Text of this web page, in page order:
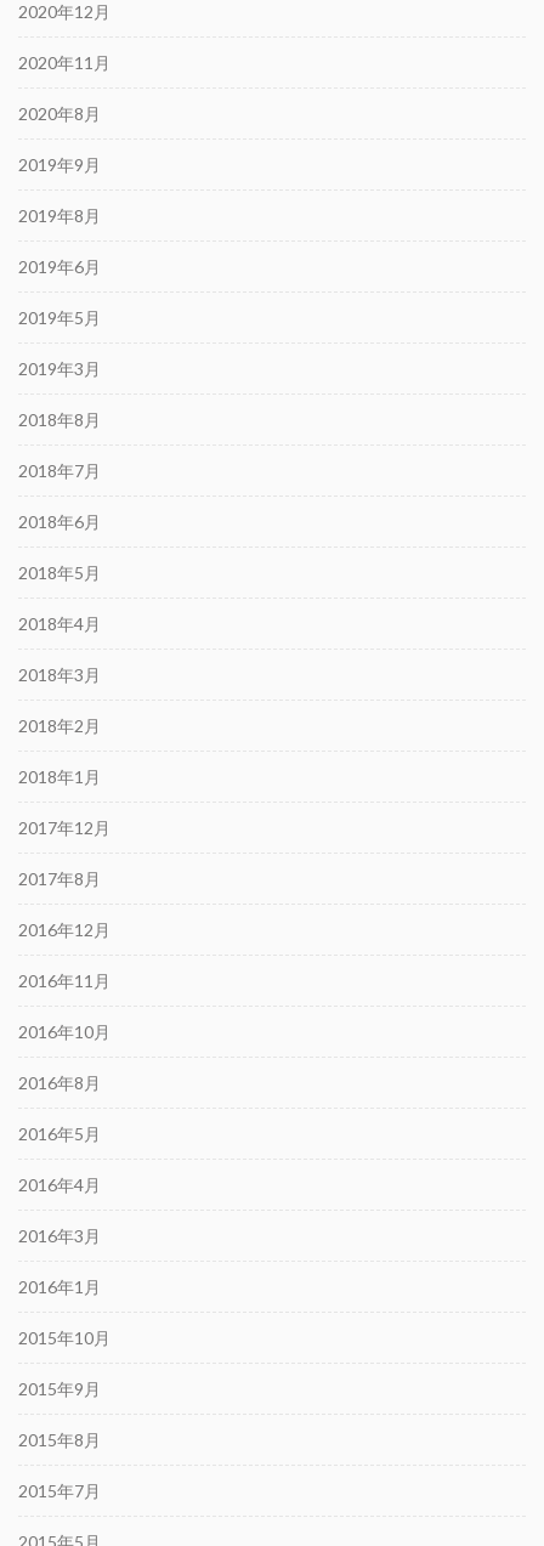
2020年12月
2020年11月
2020年8月
2019年9月
2019年8月
2019年6月
2019年5月
2019年3月
2018年8月
2018年7月
2018年6月
2018年5月
2018年4月
2018年3月
2018年2月
2018年1月
2017年12月
2017年8月
2016年12月
2016年11月
2016年10月
2016年8月
2016年5月
2016年4月
2016年3月
2016年1月
2015年10月
2015年9月
2015年8月
2015年7月
2015年5月